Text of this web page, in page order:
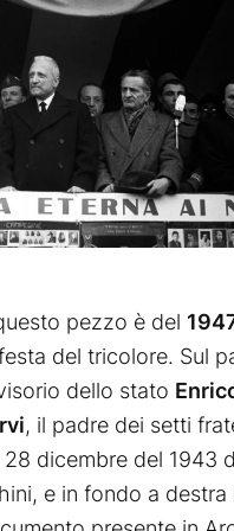
pezzo è del
del tricolore. Sul
dello stato
, il padre dei setti
dicembre del 1943
e in fondo a destra